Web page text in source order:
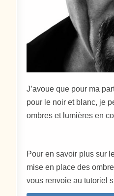
J’avoue que pour ma
pour le noir et blanc, je
ombres et lumières en
Pour en savoir plus sur
mise en place des
vous renvoie au tutoriel